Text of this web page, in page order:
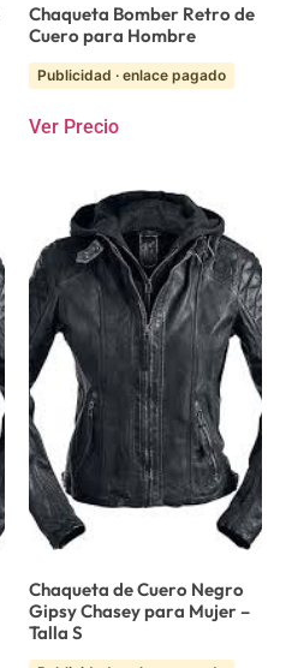
Chaqueta Bomber Retro de
Cuero para Hombre
Publicidad · enlace pagado
Ver Precio
Chaqueta de Cuero Negro
Gipsy Chasey para Mujer –
Talla S